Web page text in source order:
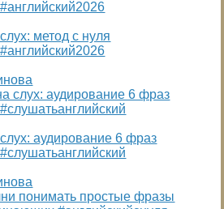
метод с нуля
аудирование 6 фраз